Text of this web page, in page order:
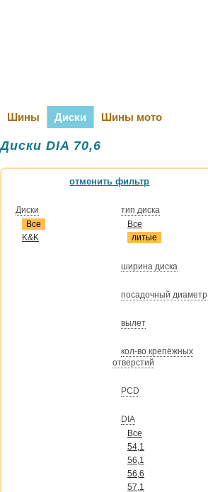
Шины Диски Шины мото
Диски DIA 70,6
отменить фильтр
Диски
Все
K&K
тип диска
Все
литые
ширина диска
посадочный диаметр
вылет
кол-во крепёжных
отверстий
PCD
DIA
Все
54,1
56,1
56,6
57,1